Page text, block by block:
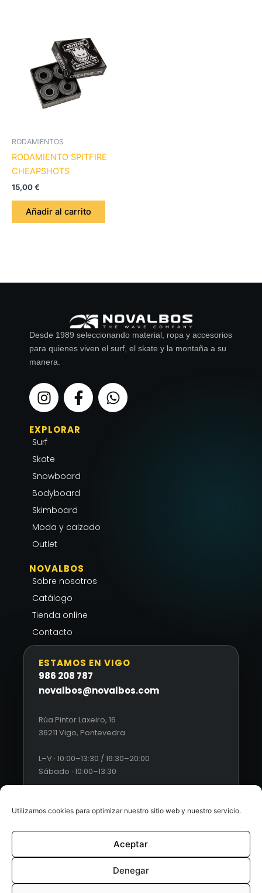
Utilizamos cookies para optimizar nuestro sitio web y nuestro servicio.
Aceptar
Denegar
RODAMIENTOS
RODAMIENTO SPITFIRE
CHEAPSHOTS
15,00€
Añadir al carrito
Desde 1989 seleccionando material, ropa y accesorios
para quienes viven el surf, el skate y la montaña a su
manera.
I
n
s
t
a
g
r
a
m
F
a
c
e
o
k
f
W
h
a
EXPLORAR
Surf
Skate
Snowboard
Bodyboard
Skimboard
Moda y calzado
Outlet
NOVALBOS
Sobre nosotros
Catálogo
Tienda online
Contacto
ESTAMOS EN VIGO
986 208 787
novalbos@novalbos.com
Rúa Pintor Laxeiro, 16
36211 Vigo, Pontevedra
L–V · 10:00–13:30 / 16:30–20:00
Sábado · 10:00–13:30
© 2026 Novalbos. Todos los derechos reservados. |
web by Esquío
Aviso Legal|Política de Privacidad|Condiciones generales